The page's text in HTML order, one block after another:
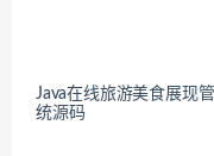
Java在线旅游美食展现
统源码